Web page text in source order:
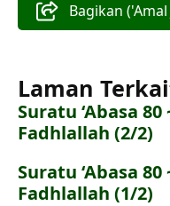
Bagikan
Laman
Suratu ‘Abasa
Fadhlallah (2/2)
Suratu ‘Abasa
Fadhlallah (1/2)